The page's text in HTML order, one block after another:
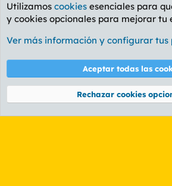
Foro General
Cookies
PL OLDSTYLE AMARILLO
Términos y reglas Política
Community platform by XenForo® © 2010-2026
Utilizamos cookies esenciales para
y cookies opcionales para mejorar tu
Ver más información y configurar tus
Aceptar todas las
Rechazar cookies